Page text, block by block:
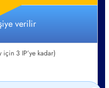
verilir
için 3 IP’ye kadar)